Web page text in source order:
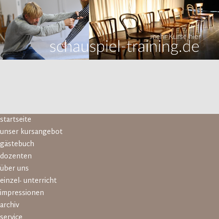
Navigation
überspringen
startseite
unser kursangebot
gästebuch
dozenten
über uns
einzel- unterricht
impressionen
archiv